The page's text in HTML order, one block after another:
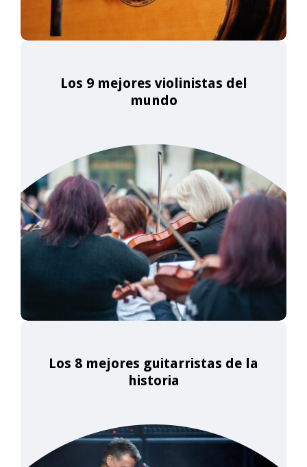
Los 9 mejores violinistas del
mundo
Los 8 mejores guitarristas de la
historia